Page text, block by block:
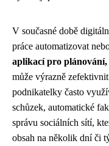
V současné době
práce automatizovat
aplikací pro
může výrazně
podnikatelky často
schůzek, automatické
správu sociálních sítí,
obsah na několik dní či